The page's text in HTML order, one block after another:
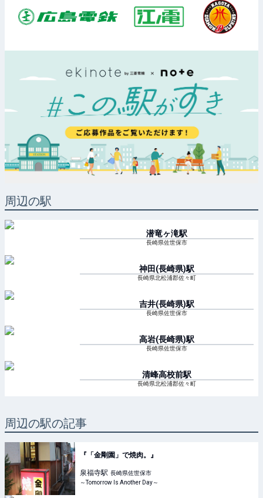
周辺の駅
潜竜ヶ滝駅
長崎県佐世保市
神田(長崎県)駅
長崎県北松浦郡佐々町
吉井(長崎県)駅
長崎県佐世保市
高岩(長崎県)駅
長崎県佐世保市
清峰高校前駅
長崎県北松浦郡佐々町
周辺の駅の記事
『「金剛園」で焼肉。』
泉福寺駅 長崎県佐世保市
～Tomorrow Is Another Day～